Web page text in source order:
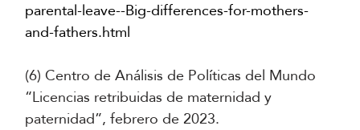
parental-leave--Big-differences-for-mothers-
and-fathers.html
(6) Centro de Análisis de Políticas del Mundo
“Licencias retribuidas de maternidad y
paternidad”, febrero de 2023.